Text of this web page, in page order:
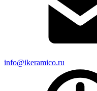
info@ikeramico.ru